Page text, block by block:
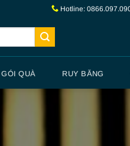
Hotline:
QUÀ RUY BĂNG